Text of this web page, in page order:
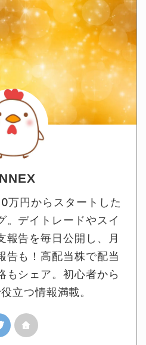
万円からスタートした
。デイトレードやスイ
報告を毎日公開し、月
告も！高配当株で配当
もシェア。初心者から
立つ情報満載。